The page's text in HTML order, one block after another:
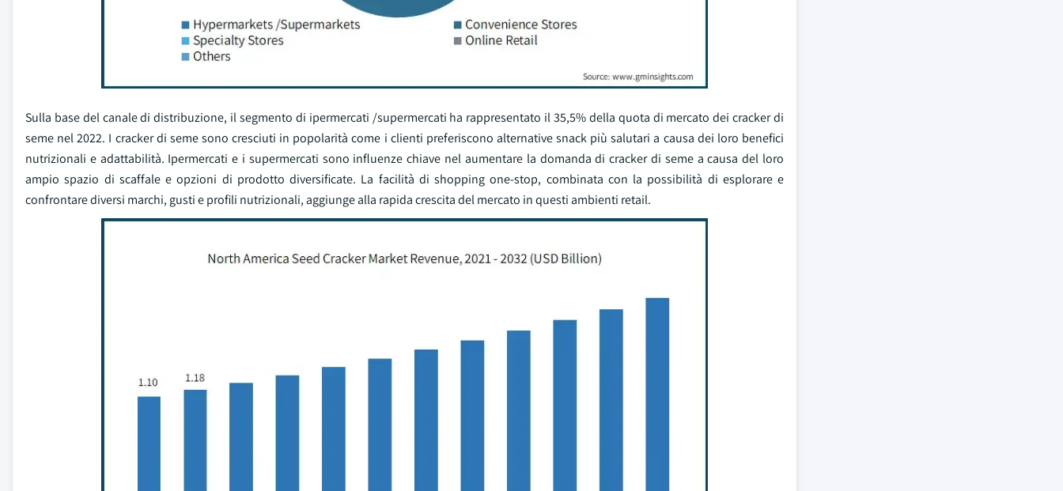
Sulla base del canale di distribuzione, il segmento di ipermercati /supermercati ha rappresentato il 35,5% della quota di mercato dei cracker di
seme nel 2022. I cracker di seme sono cresciuti in popolarità come i clienti preferiscono alternative snack più salutari a causa dei loro benefici
nutrizionali e adattabilità. Ipermercati e i supermercati sono influenze chiave nel aumentare la domanda di cracker di seme a causa del loro
ampio spazio di scaffale e opzioni di prodotto diversificate. La facilità di shopping one-stop, combinata con la possibilità di esplorare e
confrontare diversi marchi, gusti e profili nutrizionali, aggiunge alla rapida crescita del mercato in questi ambienti retail.